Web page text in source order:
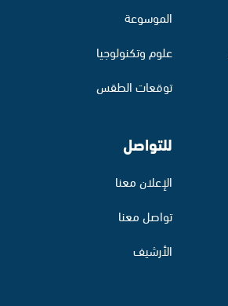
الموسوعة
علوم وتكنولوجيا
توقعات الطقس
للتواصل
الإعلان معنا
تواصل معنا
الأرشيف